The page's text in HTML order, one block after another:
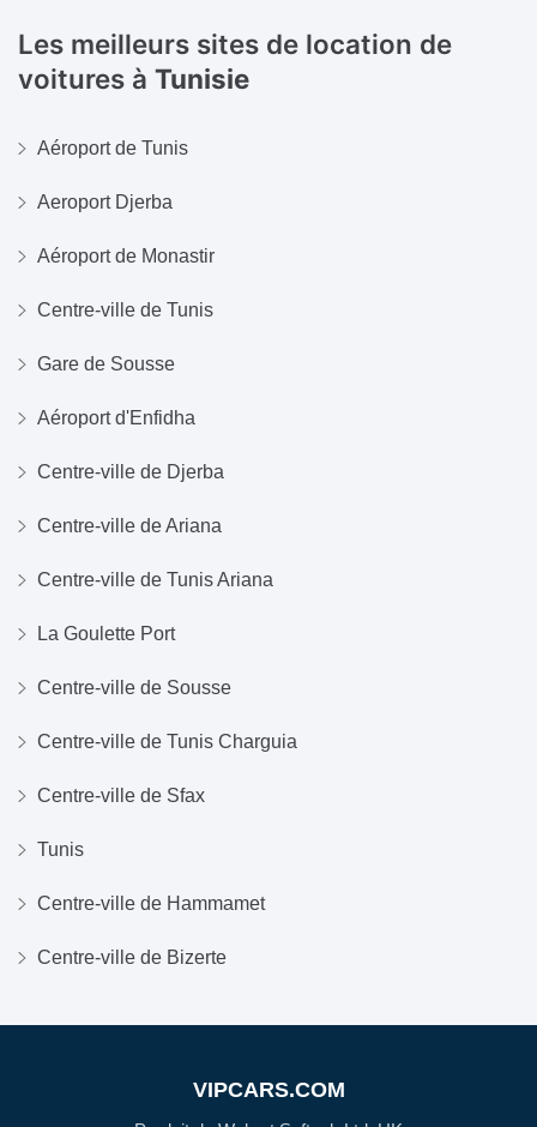
Les meilleurs sites de location de
voitures à Tunisie
Aéroport de Tunis
Aeroport Djerba
Aéroport de Monastir
Centre-ville de Tunis
Gare de Sousse
Aéroport d'Enfidha
Centre-ville de Djerba
Centre-ville de Ariana
Centre-ville de Tunis Ariana
La Goulette Port
Centre-ville de Sousse
Centre-ville de Tunis Charguia
Centre-ville de Sfax
Tunis
Centre-ville de Hammamet
Centre-ville de Bizerte
VIPCARS.COM